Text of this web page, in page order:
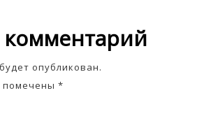
опубликован.
помечены *